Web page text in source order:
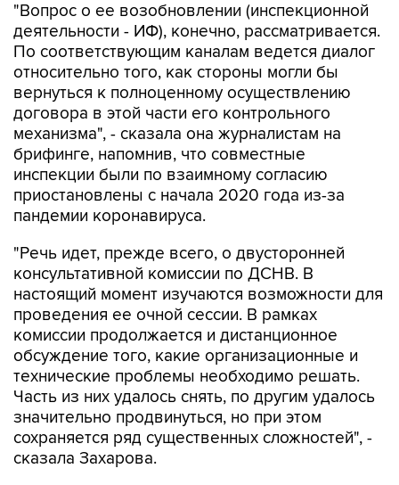
"Вопрос о ее возобновлении (инспекционной
деятельности - ИФ), конечно, рассматривается.
По соответствующим каналам ведется диалог
относительно того, как стороны могли бы
вернуться к полноценному осуществлению
договора в этой части его контрольного
механизма", - сказала она журналистам на
брифинге, напомнив, что совместные
инспекции были по взаимному согласию
приостановлены с начала 2020 года из-за
пандемии коронавируса.
"Речь идет, прежде всего, о двусторонней
консультативной комиссии по ДСНВ. В
настоящий момент изучаются возможности для
проведения ее очной сессии. В рамках
комиссии продолжается и дистанционное
обсуждение того, какие организационные и
технические проблемы необходимо решать.
Часть из них удалось снять, по другим удалось
значительно продвинуться, но при этом
сохраняется ряд существенных сложностей", -
сказала Захарова.